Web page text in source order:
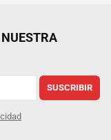
SUSCRIBIR